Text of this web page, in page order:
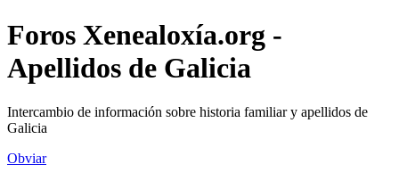
Foros Xenealoxía.org -
Apellidos de Galicia
Intercambio de información sobre historia familiar y apellidos de
Galicia
Obviar